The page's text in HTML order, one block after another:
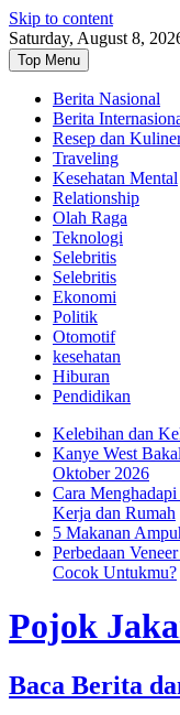
Skip to content
Saturday, August 8,
Top Menu
Berita Nasional
Berita
Resep dan
Traveling
Kesehatan Mental
Relationship
Olah Raga
Teknologi
Selebritis
Selebritis
Ekonomi
Politik
Otomotif
kesehatan
Hiburan
Pendidikan
Kelebihan dan
Kanye West
Oktober 2026
Cara
Kerja dan Rumah
5 Makanan
Perbedaan
Cocok Untukmu?
Pojok
Baca Berita